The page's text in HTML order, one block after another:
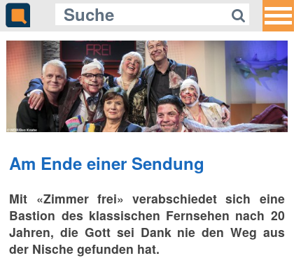
Am Ende einer Sendung
Mit «Zimmer frei» verabschiedet sich eine
Bastion des klassischen Fernsehen nach 20
Jahren, die Gott sei Dank nie den Weg aus
der Nische gefunden hat.